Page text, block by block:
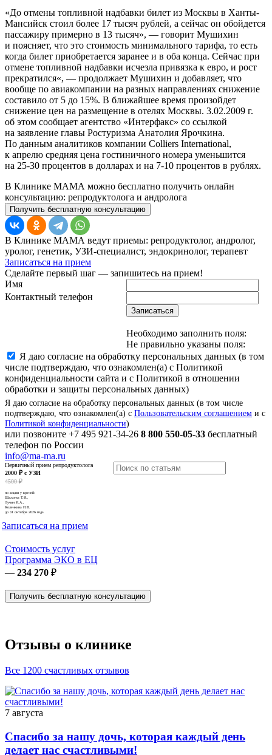
«До отмены топливной надбавки билет из Москвы в Ханты-
Мансийск стоил более 17 тысяч рублей, а сейчас он обойдется
пассажиру примерно в 13 тысяч», — говорит Мушихин
и поясняет, что это стоимость минимального тарифа, то есть
когда билет приобретается заранее и в оба конца. Сейчас при
отмене топливной надбавки исчезла привязка к евро, и рост
прекратился«, — продолжает Мушихин и добавляет, что
вообще по авиакомпании на разных направлениях снижение
составило от 5 до 15%. В ближайшее время произойдет
снижение цен на размещение в отелях Москвы. 3.02.2009 г.
об этом сообщает агентство «Интерфакс» со ссылкой
на заявление главы Ростуризма Анатолия Ярочкина.
По данным аналитиков компании Colliers International,
к апрелю средняя цена гостиничного номера уменьшится
на 25-30 процентов в долларах и на 7-10 процентов в рублях.
В Клинике МАМА можно бесплатно получить онлайн
консультацию: репродуктолога и андролога
Получить бесплатную консультацию
В Клинике МАМА ведут приемы: репродуктолог, андролог,
уролог, генетик, УЗИ-специалист, эндокринолог, терапевт
Записаться на прием
Сделайте первый шаг — запишитесь на прием!
Имя
Контактный телефон
Записаться
Необходимо заполнить поля:
Не правильно указаны поля:
Я даю согласие на обработку персональных данных (в том
числе подтверждаю, что ознакомлен(а) с Политикой
конфиденциальности сайта и с Политикой в отношении
обработки и защиты персональных данных)
Я даю согласие на обработку персональных данных (в том числе
подтверждаю, что ознакомлен(а) с Пользовательским соглашением и с
Политикой конфиденциальности)
или позвоните +7 495 921-34-26 8 800 550-05-33 бесплатный
телефон по России
info@ma-ma.ru
Первичный прием репродуктолога
2000 ₽ с УЗИ
4500 ₽
по акции у врачей:
Шалаева Т.И.,
Лучин И.А.,
Коленкина И.В.
до 31 октября 2026 года
Записаться на прием
Стоимость услуг
Программа ЭКО в ЕЦ
— 234 270 ₽
Получить бесплатную консультацию
Отзывы о клинике
Все 1200 счастливых отзывов
7 августа
Спасибо за нашу дочь, которая каждый день
делает нас счастливыми!